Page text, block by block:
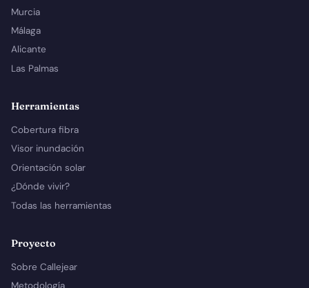
Murcia
Málaga
Alicante
Las Palmas
Herramientas
Cobertura fibra
Visor inundación
Orientación solar
¿Dónde vivir?
Todas las herramientas
Proyecto
Sobre Callejear